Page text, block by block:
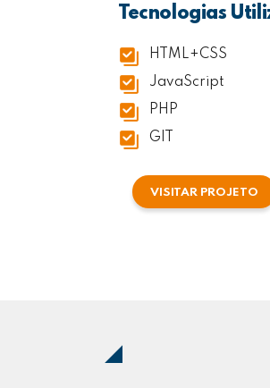
Tecnologias
HTML+CSS
JavaScript
PHP
GIT
VISITAR PROJETO